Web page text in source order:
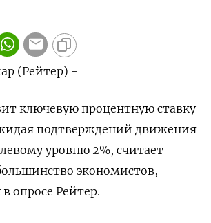
(Рейтер) -
ключевую процентную ставку
подтверждений движения
уровню 2%, считает
экономистов,
опросе Рейтер.